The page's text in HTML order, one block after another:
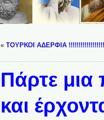
« ΤΟΥΡΚΟΙ ΑΔΕΡΦΙΑ
Πάρτε
και